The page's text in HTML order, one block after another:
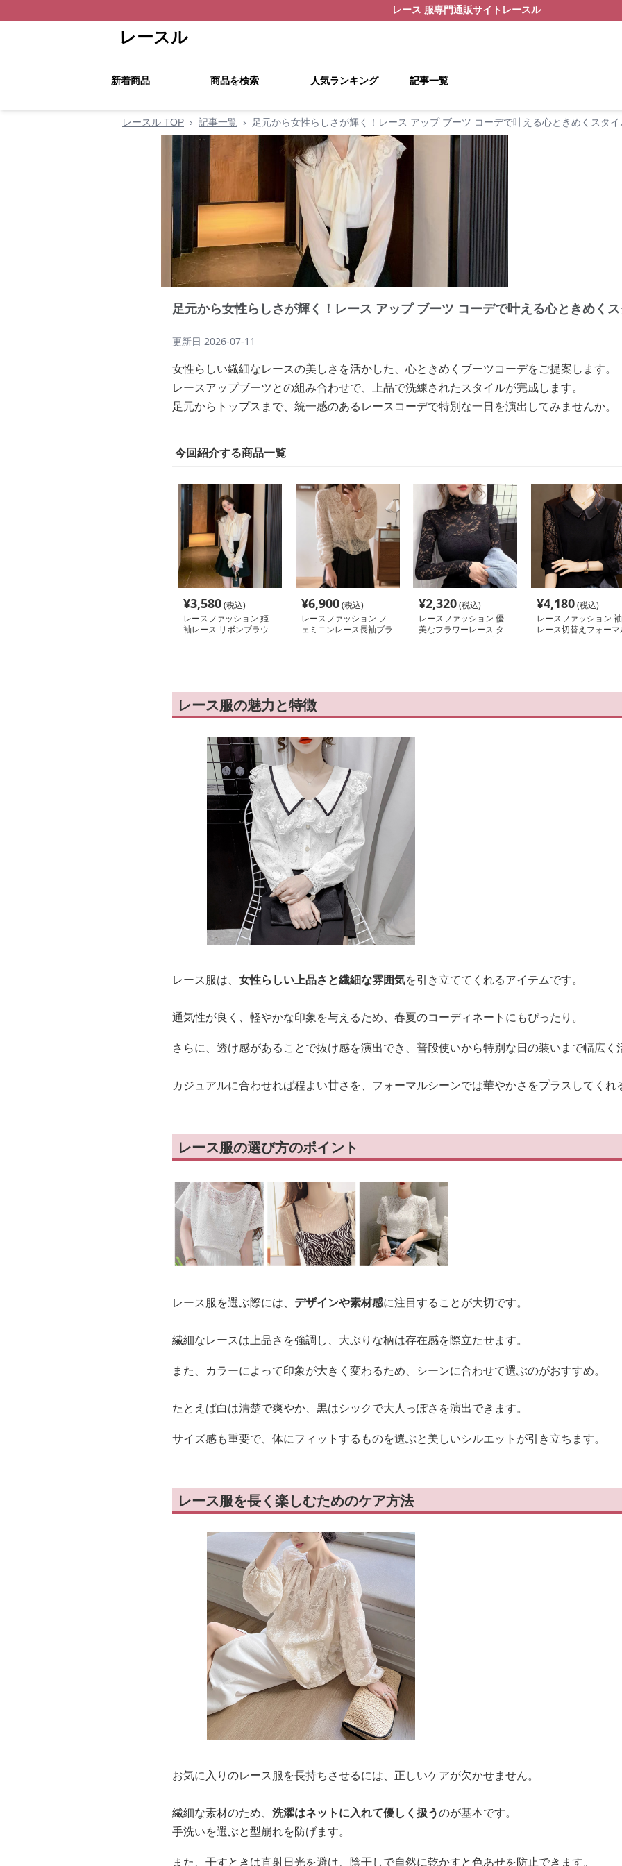
レース 服専門通販サイト レースル
レースル
新着商品 商品を検索 人気ランキング 記事一覧
レースル TOP › 記事一覧 › 足元から女性らしさが輝く！レース アップ ブーツ コーデで叶える心ときめくスタイ
足元から女性らしさが輝く！レース アップ ブーツ コーデで叶える心ときめく
更新日 2026-07-11
女性らしい繊細なレースの美しさを活かした、心ときめくブーツコーデをご提案します。
レースアップブーツとの組み合わせで、上品で洗練されたスタイルが完成します。
足元からトップスまで、統一感のあるレースコーデで特別な一日を演出してみませんか。
今回紹介する商品一覧
¥3,580(税込)
レースファッション 姫
袖レース リボンブラウ
¥6,900(税込)
レースファッション フ
ェミニンレース長袖ブラ
¥2,320(税込)
レースファッション 優
美なフラワーレース タ
¥4,180(税込)
レースファッション 袖
レース切替えフォーマ
レース服の魅力と特徴
レース服は、 女性らしい上品さと繊細な雰囲気を引き立ててくれるアイテムです。
通気性が良く、軽やかな印象を与えるため、春夏のコーディネートにもぴったり。
さらに、透け感があることで抜け感を演出でき、普段使いから特別な日の装いまで幅広く
カジュアルに合わせれば程よい甘さを、フォーマルシーンでは華やかさをプラスしてくれ
レース服の選び方のポイント
レース服を選ぶ際には、 デザインや素材感に注目することが大切です。
繊細なレースは上品さを強調し、大ぶりな柄は存在感を際立たせます。
また、カラーによって印象が大きく変わるため、シーンに合わせて選ぶのがおすすめ。
たとえば白は清楚で爽やか、黒はシックで大人っぽさを演出できます。
サイズ感も重要で、体にフィットするものを選ぶと美しいシルエットが引き立ちます。
レース服を長く楽しむためのケア方法
お気に入りのレース服を長持ちさせるには、正しいケアが欠かせません。
繊細な素材のため、 洗濯はネットに入れて優しく扱うのが基本です。
手洗いを選ぶと型崩れを防げます。
また、干すときは直射日光を避け、陰干しで自然に乾かすと色あせを防止できます。